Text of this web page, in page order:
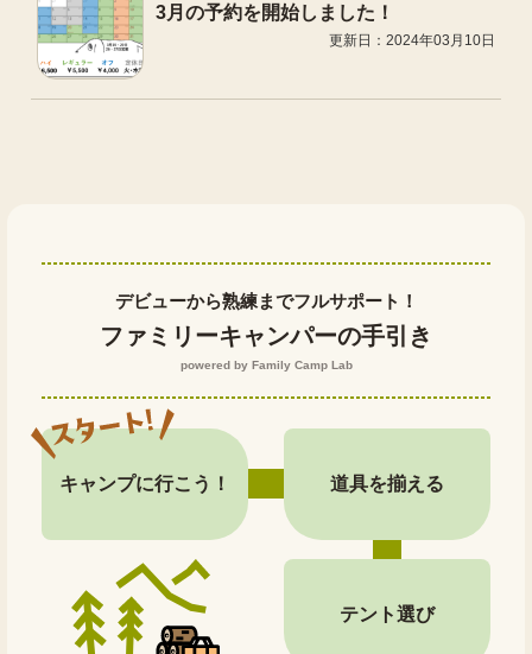
3月の予約を開始しました！
更新日：2024年03月10日
デビューから熟練までフルサポート！
ファミリーキャンパーの手引き
powered by Family Camp Lab
キャンプに行こう！ 道具を揃える
テント選び